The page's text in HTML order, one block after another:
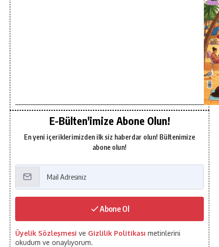
E-Bülten'imize Abone Olun!
En yeni içeriklerimizden ilk siz haberdar olun! Bültenimize
abone olun!
Abone Ol
Üyelik Sözleşmesi ve Gizlilik Politikası metinlerini
okudum ve onaylıyorum.